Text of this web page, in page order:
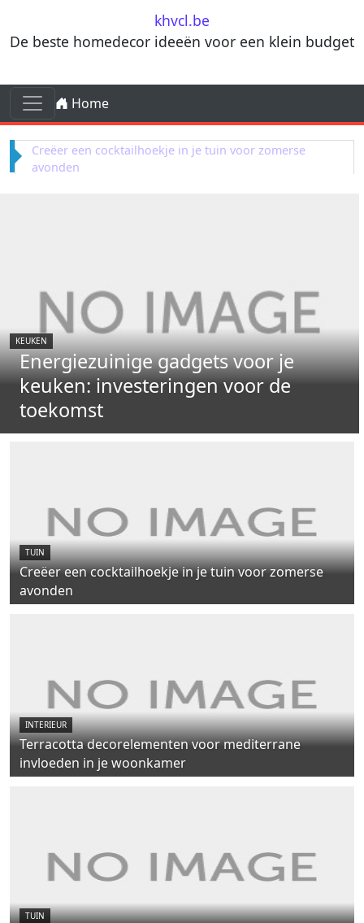
khvcl.be
De beste homedecor ideeën voor een klein budget
Skip to content
Main Navigation
Home
Terracotta decorelementen voor mediterrane
invloeden in je woonkamer
KEUKEN
Energiezuinige gadgets voor je
keuken: investeringen voor de
toekomst
TUIN
Creëer een cocktailhoekje in je tuin voor zomerse
avonden
INTERIEUR
Terracotta decorelementen voor mediterrane
invloeden in je woonkamer
TUIN